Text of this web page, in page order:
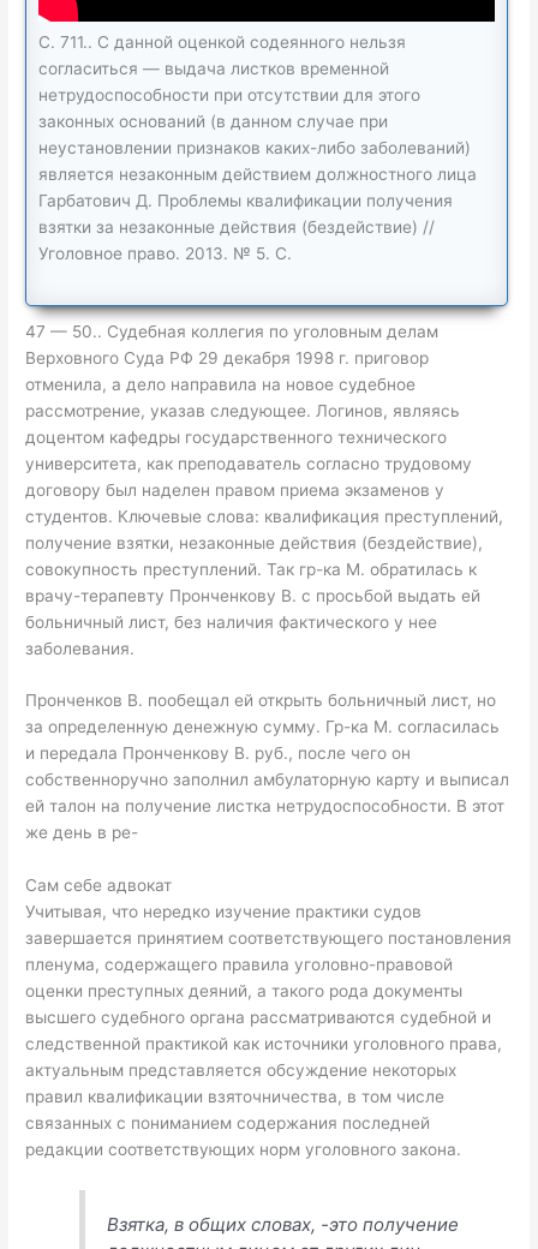
С. 711.. С данной оценкой содеянного нельзя
согласиться — выдача листков временной
нетрудоспособности при отсутствии для этого
законных оснований (в данном случае при
неустановлении признаков каких-либо заболеваний)
является незаконным действием должностного лица
Гарбатович Д. Проблемы квалификации получения
взятки за незаконные действия (бездействие) //
Уголовное право. 2013. № 5. С.
47 — 50.. Судебная коллегия по уголовным делам
Верховного Суда РФ 29 декабря 1998 г. приговор
отменила, а дело направила на новое судебное
рассмотрение, указав следующее. Логинов, являясь
доцентом кафедры государственного технического
университета, как преподаватель согласно трудовому
договору был наделен правом приема экзаменов у
студентов. Ключевые слова: квалификация преступлений,
получение взятки, незаконные действия (бездействие),
совокупность преступлений. Так гр-ка М. обратилась к
врачу-терапевту Пронченкову В. с просьбой выдать ей
больничный лист, без наличия фактического у нее
заболевания.
Пронченков В. пообещал ей открыть больничный лист, но
за определенную денежную сумму. Гр-ка М. согласилась
и передала Пронченкову В. руб., после чего он
собственноручно заполнил амбулаторную карту и выписал
ей талон на получение листка нетрудоспособности. В этот
же день в ре-
Сам себе адвокат
Учитывая, что нередко изучение практики судов
завершается принятием соответствующего постановления
пленума, содержащего правила уголовно-правовой
оценки преступных деяний, а такого рода документы
высшего судебного органа рассматриваются судебной и
следственной практикой как источники уголовного права,
актуальным представляется обсуждение некоторых
правил квалификации взяточничества, в том числе
связанных с пониманием содержания последней
редакции соответствующих норм уголовного закона.
Взятка, в общих словах, -это получение